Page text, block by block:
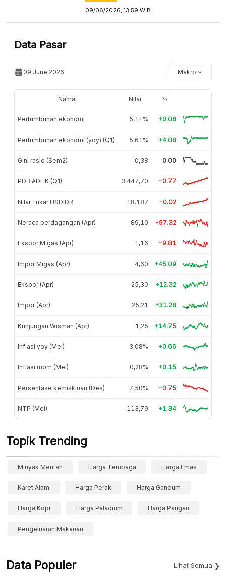
09/06/2026, 13:59 WIB
Data Pasar
09 June 2026 Makro
Nama Nilai %
Pertumbuhan ekonomi 5,11% +0.08
Pertumbuhan ekonomi (yoy) (Q1) 5,61% +4.08
Gini rasio (Sem2) 0,38 0.00
PDB ADHK (Q1) 3.447,70 -0.77
Nilai Tukar USDIDR 18.187 -0.02
Neraca perdagangan (Apr) 89,10 -97.32
Ekspor Migas (Apr) 1,16 -9.81
Impor Migas (Apr) 4,60 +45.09
Ekspor (Apr) 25,30 +12.32
Impor (Apr) 25,21 +31.28
Kunjungan Wisman (Apr) 1,25 +14.75
Inflasi yoy (Mei) 3,08% +0.66
Inflasi mom (Mei) 0,28% +0.15
Persentase kemiskinan (Des) 7,50% -0.75
NTP (Mei) 113,79 +1.34
Topik Trending
Minyak Mentah Harga Tembaga Harga Emas
Karet Alam Harga Perak Harga Gandum
Harga Kopi Harga Paladium Harga Pangan
Pengeluaran Makanan
Data Populer Lihat Semua